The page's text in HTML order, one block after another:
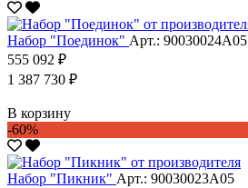
Набор "Поединок" Арт.: 90030024А05
555 092 ₽
1 387 730 ₽
В корзину
-60%
Набор "Пикник" Арт.: 90030023А05